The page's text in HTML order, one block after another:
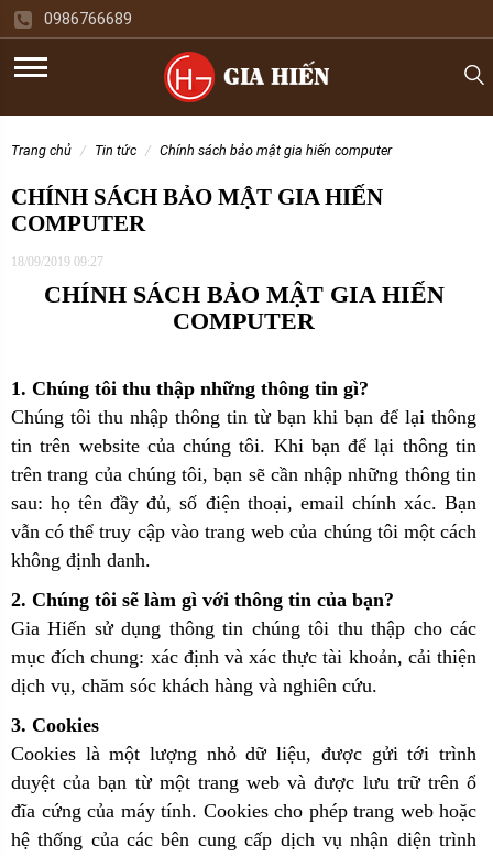
0986766689
trang chủ tin tức chính sách bảo mật gia hiến computer
CHÍNH SÁCH BẢO MẬT GIA HIẾN
COMPUTER
18/09/2019 09:27
CHÍNH SÁCH BẢO MẬT GIA HIẾN
COMPUTER
1. Chúng tôi thu thập những thông tin gì?
Chúng tôi thu nhập thông tin từ bạn khi bạn để lại thông
tin trên website của chúng tôi. Khi bạn để lại thông tin
trên trang của chúng tôi, bạn sẽ cần nhập những thông tin
sau: họ tên đầy đủ, số điện thoại, email chính xác. Bạn
vẫn có thể truy cập vào trang web của chúng tôi một cách
không định danh.
2. Chúng tôi sẽ làm gì với thông tin của bạn?
Gia Hiến sử dụng thông tin chúng tôi thu thập cho các
mục đích chung: xác định và xác thực tài khoản, cải thiện
dịch vụ, chăm sóc khách hàng và nghiên cứu.
3. Cookies
Cookies là một lượng nhỏ dữ liệu, được gửi tới trình
duyệt của bạn từ một trang web và được lưu trữ trên ổ
đĩa cứng của máy tính. Cookies cho phép trang web hoặc
hệ thống của các bên cung cấp dịch vụ nhận diện trình